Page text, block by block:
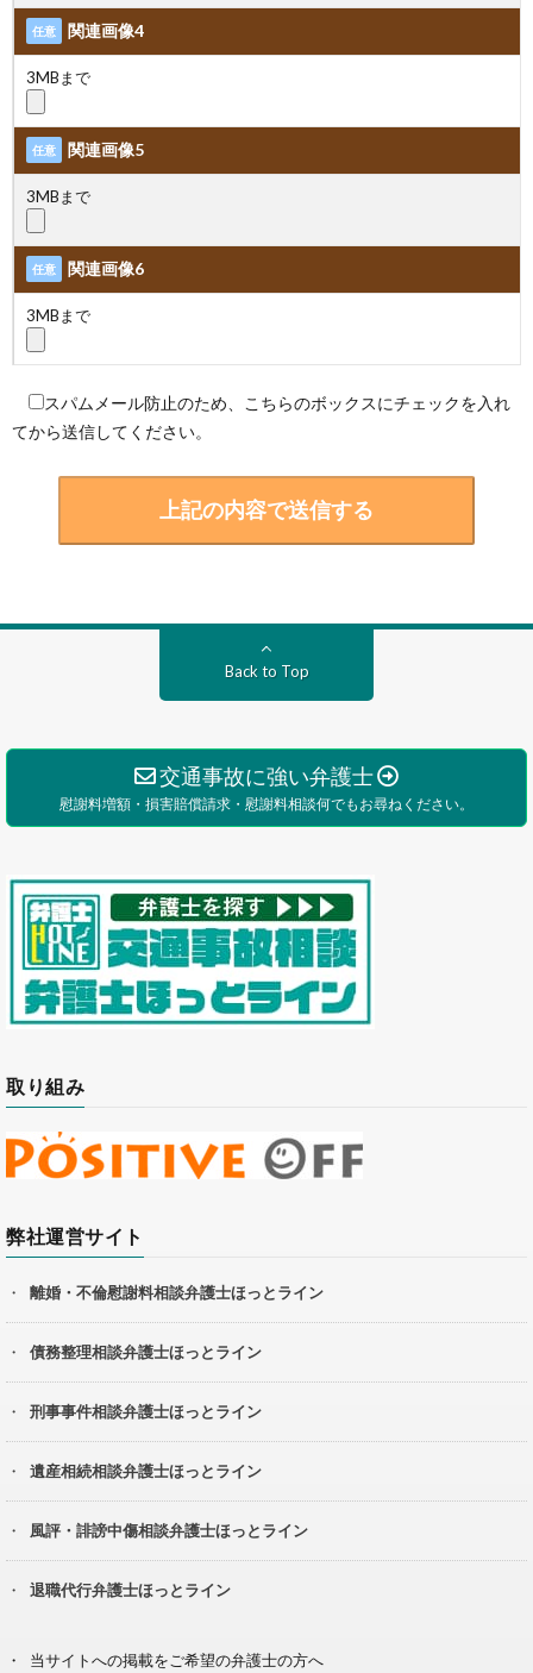
任意 関連画像4
3MBまで
任意 関連画像5
3MBまで
任意 関連画像6
3MBまで
スパムメール防止のため、こちらのボックスにチェックを入れ
てから送信してください。
Back to Top
交通事故に強い弁護士
慰謝料増額・損害賠償請求・慰謝料相談何でもお尋ねください。
取り組み
弊社運営サイト
離婚・不倫慰謝料相談弁護士ほっとライン
債務整理相談弁護士ほっとライン
刑事事件相談弁護士ほっとライン
遺産相続相談弁護士ほっとライン
風評・誹謗中傷相談弁護士ほっとライン
退職代行弁護士ほっとライン
当サイトへの掲載をご希望の弁護士の方へ